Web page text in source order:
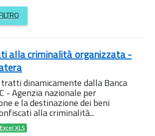
alla criminalità organizzata -
dinamicamente dalla Banca
- Agenzia nazionale per
e la destinazione dei beni
alla criminalità...
Excel XLS